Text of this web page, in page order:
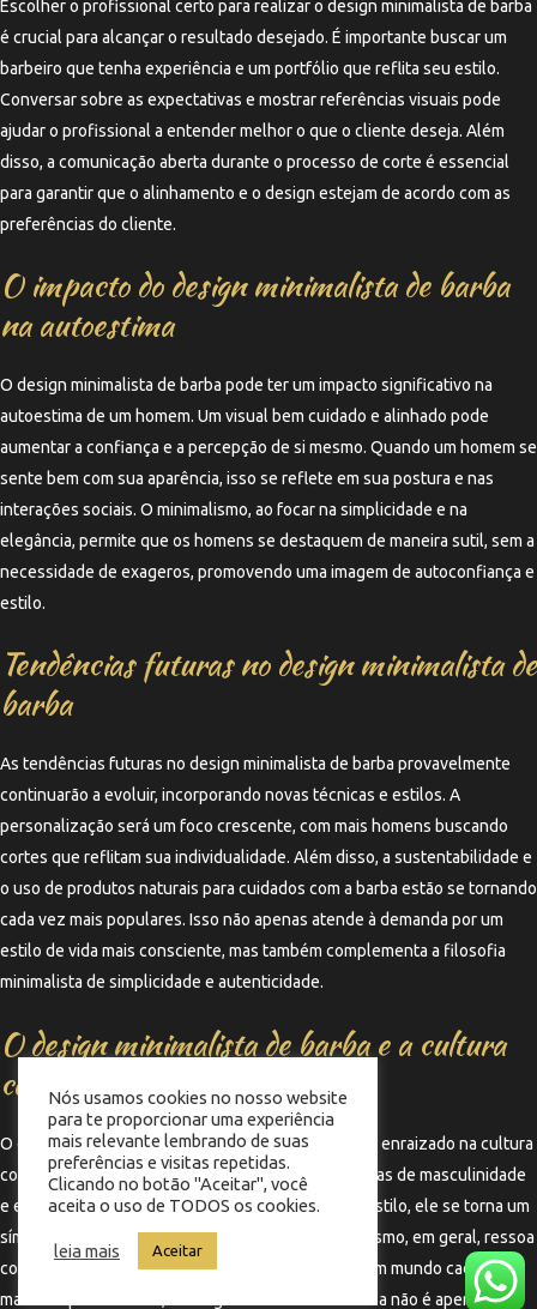
Escolher o profissional certo para realizar o design minimalista de barba
é crucial para alcançar o resultado desejado. É importante buscar um
barbeiro que tenha experiência e um portfólio que reflita seu estilo.
Conversar sobre as expectativas e mostrar referências visuais pode
ajudar o profissional a entender melhor o que o cliente deseja. Além
disso, a comunicação aberta durante o processo de corte é essencial
para garantir que o alinhamento e o design estejam de acordo com as
preferências do cliente.
O impacto do design minimalista de barba
na autoestima
O design minimalista de barba pode ter um impacto significativo na
autoestima de um homem. Um visual bem cuidado e alinhado pode
aumentar a confiança e a percepção de si mesmo. Quando um homem se
sente bem com sua aparência, isso se reflete em sua postura e nas
interações sociais. O minimalismo, ao focar na simplicidade e na
elegância, permite que os homens se destaquem de maneira sutil, sem a
necessidade de exageros, promovendo uma imagem de autoconfiança e
estilo.
Tendências futuras no design minimalista de
barba
As tendências futuras no design minimalista de barba provavelmente
continuarão a evoluir, incorporando novas técnicas e estilos. A
personalização será um foco crescente, com mais homens buscando
cortes que reflitam sua individualidade. Além disso, a sustentabilidade e
o uso de produtos naturais para cuidados com a barba estão se tornando
cada vez mais populares. Isso não apenas atende à demanda por um
estilo de vida mais consciente, mas também complementa a filosofia
minimalista de simplicidade e autenticidade.
O design minimalista de barba e a cultura
contemporânea
O design minimalista de barba está profundamente enraizado na cultura
contemporânea, refletindo uma mudança nas normas de masculinidade
e estilo. À medida que mais homens adotam esse estilo, ele se torna um
símbolo de modernidade e sofisticação. O minimalismo, em geral, ressoa
com a busca por autenticidade e simplicidade em um mundo cada vez
mais complexo. Assim, o design minimalista de barba não é apenas uma
Nós usamos cookies no nosso website
para te proporcionar uma experiência
mais relevante lembrando de suas
preferências e visitas repetidas.
Clicando no botão "Aceitar", você
aceita o uso de TODOS os cookies.
leia mais Aceitar